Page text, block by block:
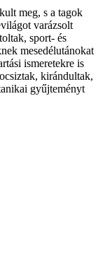
meg, s a tagok
varázsolt
sport- és
mesedélutánokat
ismeretekre is
kirándultak,
gyűjteményt